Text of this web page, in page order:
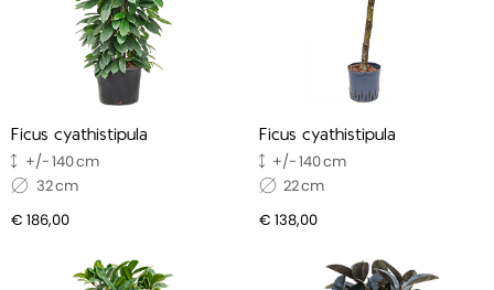
Ficus cyathistipula
140
32
€ 186,00
Ficus cyathistipula
140
22
€ 138,00